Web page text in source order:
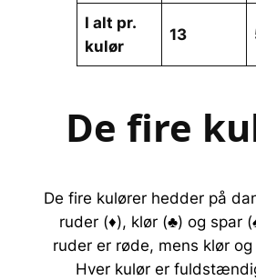
I alt pr.
kulør
13
De fire
De fire kulører hedder på
ruder (♦), klør (♣) og spar
ruder er røde, mens klør
Hver kulør er